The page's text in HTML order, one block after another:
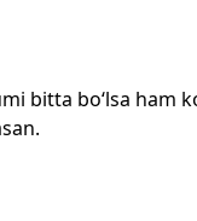
bitta bo‘lsa ham